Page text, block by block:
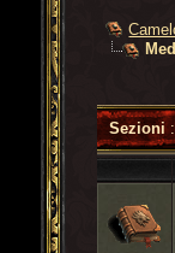
Sezioni: